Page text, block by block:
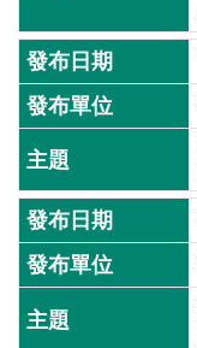
快
遞
主
題
務
互
動
交